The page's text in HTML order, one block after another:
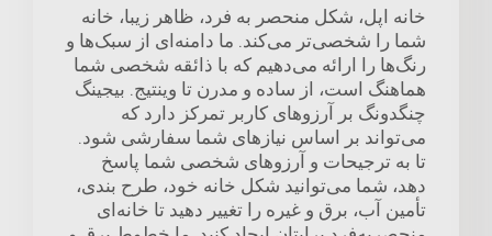
خانه اپل، شکل منحصر به فرد، ظاهر زیبا، خانه
شما را شخصی‌تر می‌کند. ما دامنه‌ای از سبک‌ها و
رنگ‌ها را ارائه می‌دهیم که با ذائقه شخصی شما
هماهنگ است، از ساده و مدرن تا وینتیج. بیجینگ
چنگدونگ بر آرزوهای کاربر تمرکز دارد که
می‌تواند بر اساس نیازهای شما سفارشی شود.
تا به ترجیحات و آرزوهای شخصی شما پاسخ
دهد، شما می‌توانید شکل خانه خود، طرح بندی،
تأمین آب، برق و غیره را تغییر دهید تا خانه‌ای